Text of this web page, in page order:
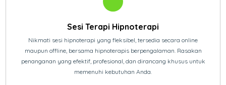
Sesi Terapi Hipnoterapi
Nikmati sesi hipnoterapi yang fleksibel, tersedia secara online
maupun offline, bersama hipnoterapis berpengalaman. Rasakan
penanganan yang efektif, profesional, dan dirancang khusus untuk
memenuhi kebutuhan Anda.